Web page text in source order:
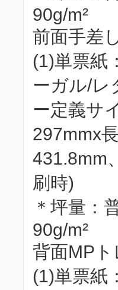
90g/m²
前面手差
(1)単票紙
ーガル/レ
ー定義サ
297mmx
431.8mm
刷時)
＊坪量：
90g/m²
背面MP
(1)単票紙